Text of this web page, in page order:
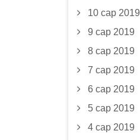
10 сар 2019
9 сар 2019
8 сар 2019
7 сар 2019
6 сар 2019
5 сар 2019
4 сар 2019